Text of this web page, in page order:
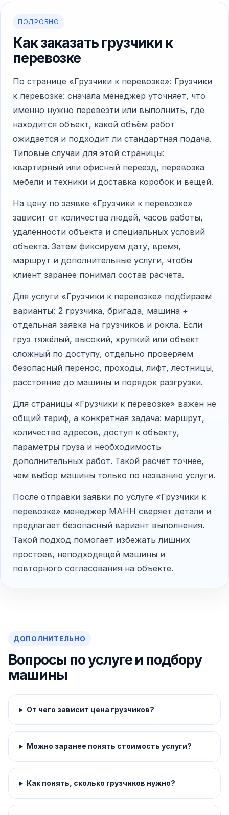
ПОДРОБНО
Как заказать грузчики к
перевозке
По странице «Грузчики к перевозке»: Грузчики
к перевозке: сначала менеджер уточняет, что
именно нужно перевезти или выполнить, где
находится объект, какой объём работ
ожидается и подходит ли стандартная подача.
Типовые случаи для этой страницы:
квартирный или офисный переезд, перевозка
мебели и техники и доставка коробок и вещей.
На цену по заявке «Грузчики к перевозке»
зависит от количества людей, часов работы,
удалённости объекта и специальных условий
объекта. Затем фиксируем дату, время,
маршрут и дополнительные услуги, чтобы
клиент заранее понимал состав расчёта.
Для услуги «Грузчики к перевозке» подбираем
варианты: 2 грузчика, бригада, машина +
отдельная заявка на грузчиков и рокла. Если
груз тяжёлый, высокий, хрупкий или объект
сложный по доступу, отдельно проверяем
безопасный перенос, проходы, лифт, лестницы,
расстояние до машины и порядок разгрузки.
Для страницы «Грузчики к перевозке» важен не
общий тариф, а конкретная задача: маршрут,
количество адресов, доступ к объекту,
параметры груза и необходимость
дополнительных работ. Такой расчёт точнее,
чем выбор машины только по названию услуги.
После отправки заявки по услуге «Грузчики к
перевозке» менеджер МАНН сверяет детали и
предлагает безопасный вариант выполнения.
Такой подход помогает избежать лишних
простоев, неподходящей машины и
повторного согласования на объекте.
ДОПОЛНИТЕЛЬНО
Вопросы по услуге и подбору
машины
От чего зависит цена грузчиков?
Можно заранее понять стоимость услуги?
Как понять, сколько грузчиков нужно?